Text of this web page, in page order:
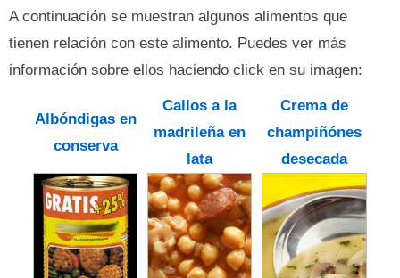
A continuación se muestran algunos alimentos que
tienen relación con este alimento. Puedes ver más
información sobre ellos haciendo click en su imagen:
Albóndigas en
conserva
Callos a la
madrileña en
lata
Crema de
champiñónes
desecada